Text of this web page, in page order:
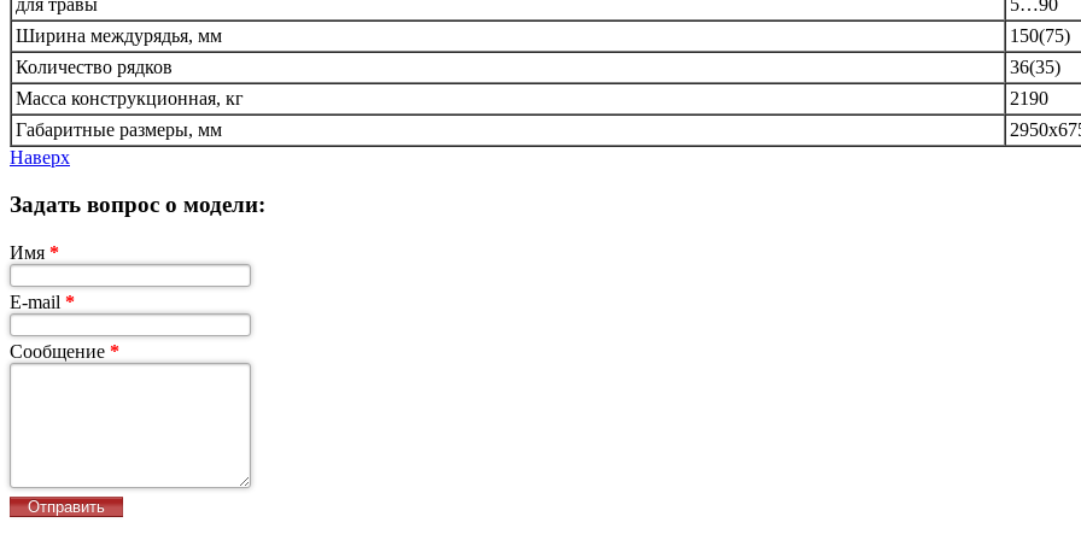
Ширина междурядья, мм
150(75)
Количество рядков
36(35)
Масса конструкционная, кг
2190
Габаритные размеры, мм
Наверх
Задать вопрос о модели:
Имя *
E-mail *
Сообщение *